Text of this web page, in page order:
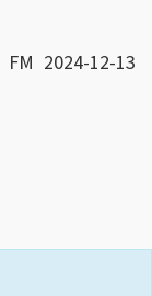
2024-12-13